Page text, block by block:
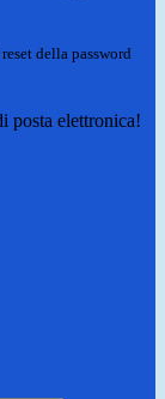
della password
posta elettronica!